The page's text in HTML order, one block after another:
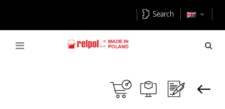
Search